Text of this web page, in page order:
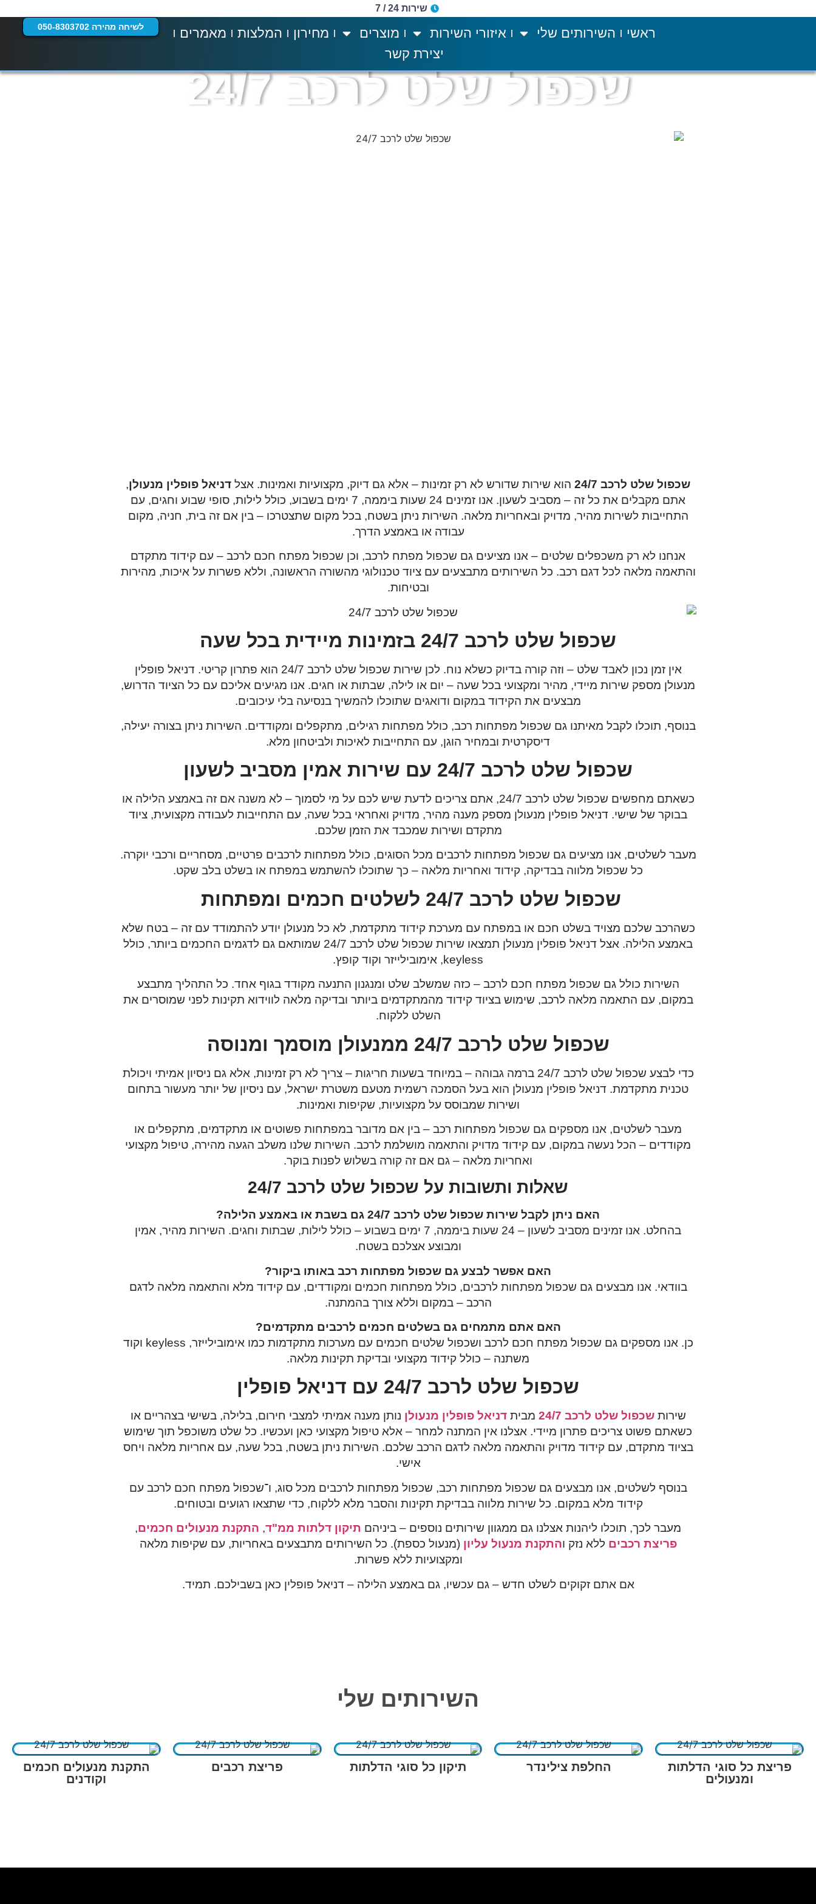
שירות 24 / 7
ראשי השירותים שלי איזורי השירות מוצרים מחירון המלצות
מאמרים
יצירת קשר
לשיחה מהירה 050-8303702
שכפול שלט לרכב 24/7
שכפול שלט לרכב 24/7 הוא שירות שדורש לא רק זמינות – אלא גם דיוק, מקצועיות ואמינות. אצל דניאל פופלין מנעולן,
אתם מקבלים את כל זה – מסביב לשעון. אנו זמינים 24 שעות ביממה, 7 ימים בשבוע, כולל לילות, סופי שבוע וחגים, עם
התחייבות לשירות מהיר, מדויק ובאחריות מלאה. השירות ניתן בשטח, בכל מקום שתצטרכו – בין אם זה בית, חניה, מקום
עבודה או באמצע הדרך.
אנחנו לא רק משכפלים שלטים – אנו מציעים גם שכפול מפתח לרכב, וכן שכפול מפתח חכם לרכב – עם קידוד מתקדם
והתאמה מלאה לכל דגם רכב. כל השירותים מתבצעים עם ציוד טכנולוגי מהשורה הראשונה, וללא פשרות על איכות, מהירות
ובטיחות.
שכפול שלט לרכב 24/7 בזמינות מיידית בכל שעה
אין זמן נכון לאבד שלט – וזה קורה בדיוק כשלא נוח. לכן שירות שכפול שלט לרכב 24/7 הוא פתרון קריטי.
דניאל פופלין
מנעולן מספק שירות מיידי, מהיר ומקצועי בכל שעה – יום או לילה, שבתות או חגים. אנו מגיעים אליכם עם כל הציוד הדרוש,
מבצעים את הקידוד במקום ודואגים שתוכלו להמשיך בנסיעה בלי עיכובים.
בנוסף, תוכלו לקבל מאיתנו גם שכפול מפתחות רכב, כולל מפתחות רגילים, מתקפלים ומקודדים. השירות ניתן בצורה יעילה,
דיסקרטית ובמחיר הוגן, עם התחייבות לאיכות ולביטחון מלא.
שכפול שלט לרכב 24/7 עם שירות אמין מסביב לשעון
כשאתם מחפשים שכפול שלט לרכב 24/7, אתם צריכים לדעת שיש לכם על מי לסמוך – לא משנה אם זה באמצע הלילה או
בבוקר של שישי. דניאל פופלין מנעולן מספק מענה מהיר, מדויק ואחראי בכל שעה, עם התחייבות לעבודה מקצועית, ציוד
מתקדם ושירות שמכבד את הזמן שלכם.
מעבר לשלטים, אנו מציעים גם שכפול מפתחות לרכבים מכל הסוגים, כולל מפתחות לרכבים פרטיים, מסחריים ורכבי יוקרה.
כל שכפול מלווה בבדיקה, קידוד ואחריות מלאה – כך שתוכלו להשתמש במפתח או בשלט בלב שקט.
שכפול שלט לרכב 24/7 לשלטים חכמים ומפתחות
כשהרכב שלכם מצויד בשלט חכם או במפתח עם מערכת קידוד מתקדמת, לא כל מנעולן יודע להתמודד עם זה – בטח שלא
באמצע הלילה. אצל
דניאל פופלין מנעולן תמצאו שירות שכפול שלט לרכב 24/7 שמותאם גם לדגמים החכמים ביותר, כולל
keyless, אימובילייזר וקוד קופץ.
השירות כולל גם שכפול מפתח חכם לרכב – כזה שמשלב שלט ומנגנון התנעה מקודד בגוף אחד. כל התהליך מתבצע
במקום, עם התאמה מלאה לרכב, שימוש בציוד קידוד מהמתקדמים ביותר ובדיקה מלאה לווידוא תקינות לפני שמוסרים את
השלט ללקוח.
שכפול שלט לרכב 24/7 ממנעולן מוסמך ומנוסה
כדי לבצע שכפול שלט לרכב 24/7 ברמה גבוהה – במיוחד בשעות חריגות – צריך לא רק זמינות, אלא גם ניסיון אמיתי ויכולת
טכנית מתקדמת. דניאל פופלין מנעולן הוא בעל הסמכה רשמית מטעם משטרת ישראל, עם ניסיון של יותר מעשור בתחום
ושירות שמבוסס על מקצועיות, שקיפות ואמינות.
מעבר לשלטים, אנו מספקים גם שכפול מפתחות רכב – בין אם מדובר במפתחות פשוטים או מתקדמים, מתקפלים או
מקודדים – הכל נעשה במקום, עם קידוד מדויק והתאמה מושלמת לרכב. השירות שלנו משלב הגעה מהירה, טיפול מקצועי
ואחריות מלאה – גם אם זה קורה בשלוש לפנות בוקר.
שאלות ותשובות על שכפול שלט לרכב 24/7
האם ניתן לקבל שירות שכפול שלט לרכב 24/7 גם בשבת או באמצע הלילה?
בהחלט. אנו זמינים מסביב לשעון – 24 שעות ביממה, 7 ימים בשבוע – כולל לילות, שבתות וחגים. השירות מהיר, אמין
ומבוצע אצלכם בשטח.
האם אפשר לבצע גם שכפול מפתחות רכב באותו ביקור?
בוודאי. אנו מבצעים גם שכפול מפתחות לרכבים, כולל מפתחות חכמים ומקודדים, עם קידוד מלא והתאמה מלאה לדגם
הרכב – במקום וללא צורך בהמתנה.
האם אתם מתמחים גם בשלטים חכמים לרכבים מתקדמים?
כן. אנו מספקים גם שכפול מפתח חכם לרכב
ושכפול שלטים חכמים עם מערכות מתקדמות כמו אימובילייזר, keyless וקוד
משתנה – כולל קידוד מקצועי ובדיקת תקינות מלאה.
שכפול שלט לרכב 24/7 עם דניאל פופלין
שירותשכפול שלט לרכב 24/7 מביתדניאל פופלין מנעולן נותן מענה אמיתי למצבי חירום, בלילה, בשישי בצהריים או
כשאתם פשוט צריכים פתרון מיידי. אצלנו אין המתנה למחר – אלא טיפול מקצועי כאן ועכשיו. כל שלט משוכפל תוך שימוש
בציוד מתקדם, עם קידוד מדויק והתאמה מלאה לדגם הרכב שלכם. השירות ניתן בשטח, בכל שעה, עם אחריות מלאה ויחס
אישי.
בנוסף לשלטים, אנו מבצעים גם שכפול מפתחות רכב, שכפול מפתחות לרכבים מכל סוג, ו־שכפול מפתח חכם לרכב עם
קידוד מלא במקום. כל שירות מלווה בבדיקת תקינות והסבר מלא ללקוח, כדי שתצאו רגועים ובטוחים.
מעבר לכך, תוכלו ליהנות אצלנו גם ממגוון שירותים נוספים – ביניהם תיקון דלתות ממ"ד, התקנת מנעולים חכמים,
פריצת רכבים ללא נזק והתקנת מנעול עליון (מנעול כספת). כל השירותים מתבצעים באחריות, עם שקיפות מלאה
ומקצועיות ללא פשרות.
אם אתם זקוקים לשלט חדש – גם עכשיו, גם באמצע הלילה – דניאל פופלין כאן בשבילכם. תמיד.
השירותים שלי
פריצת כל סוגי הדלתות
ומנעולים
החלפת צילינדר תיקון כל סוגי הדלתות פריצת רכבים
התקנת מנעולים חכמים
וקודנים